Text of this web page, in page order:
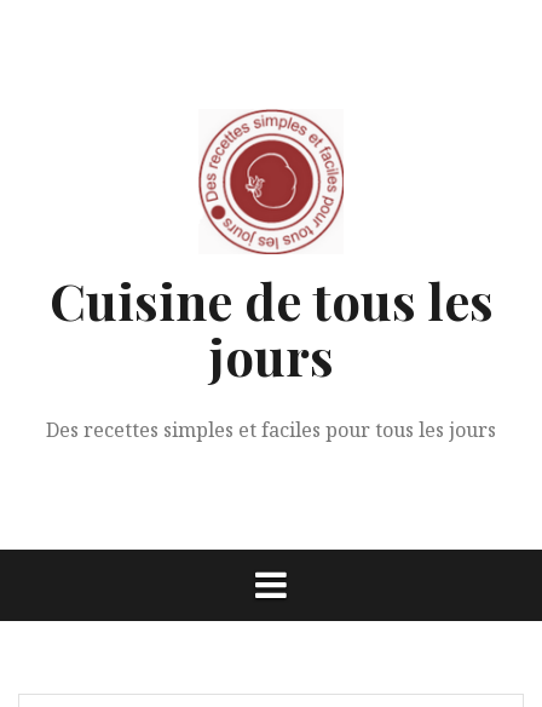
Cuisine de tous les
jours
Des recettes simples et faciles pour tous les jours